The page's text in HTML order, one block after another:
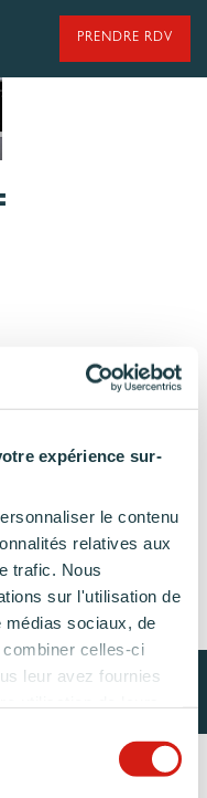
expérience sur-
le contenu
relatives aux
trafic. Nous
sur l'utilisation de
médias sociaux, de
celles-ci
leur avez fournies
GARANTIES
PRENDRE RDV